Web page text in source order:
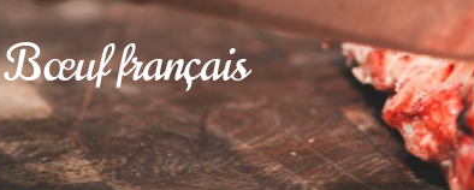
Bœuf français